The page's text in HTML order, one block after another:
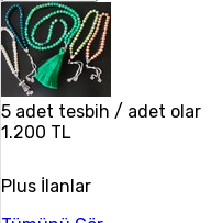
5 adet tesbih / adet
1.200 TL
Plus İlanlar